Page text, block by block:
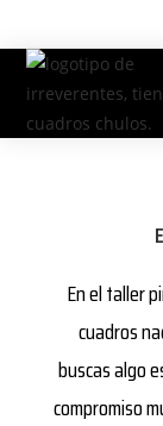
En el taller
cuadros
buscas algo
compromiso